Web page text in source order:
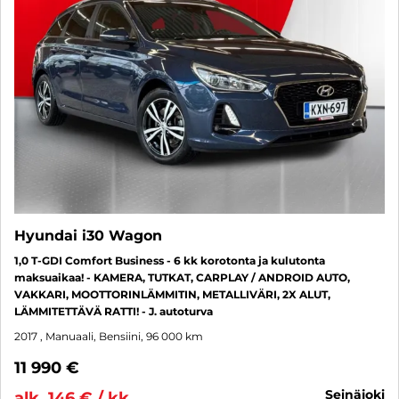
Hyundai i30 Wagon
1,0 T-GDI Comfort Business - 6 kk korotonta ja kulutonta
maksuaikaa! - KAMERA, TUTKAT, CARPLAY / ANDROID AUTO,
VAKKARI, MOOTTORINLÄMMITIN, METALLIVÄRI, 2X ALUT,
LÄMMITETTÄVÄ RATTI! - J. autoturva
2017 , Manuaali, Bensiini, 96 000 km
11 990 €
seinäjoki